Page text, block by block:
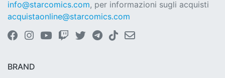
info@starcomics.com, per informazioni sugli acquisti
acquistaonline@starcomics.com
BRAND